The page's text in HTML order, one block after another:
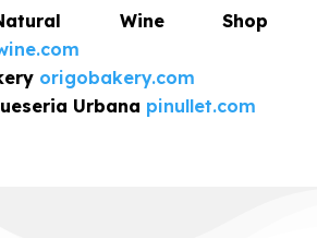
Wine Shop
origobakery.com
Urbana pinullet.com